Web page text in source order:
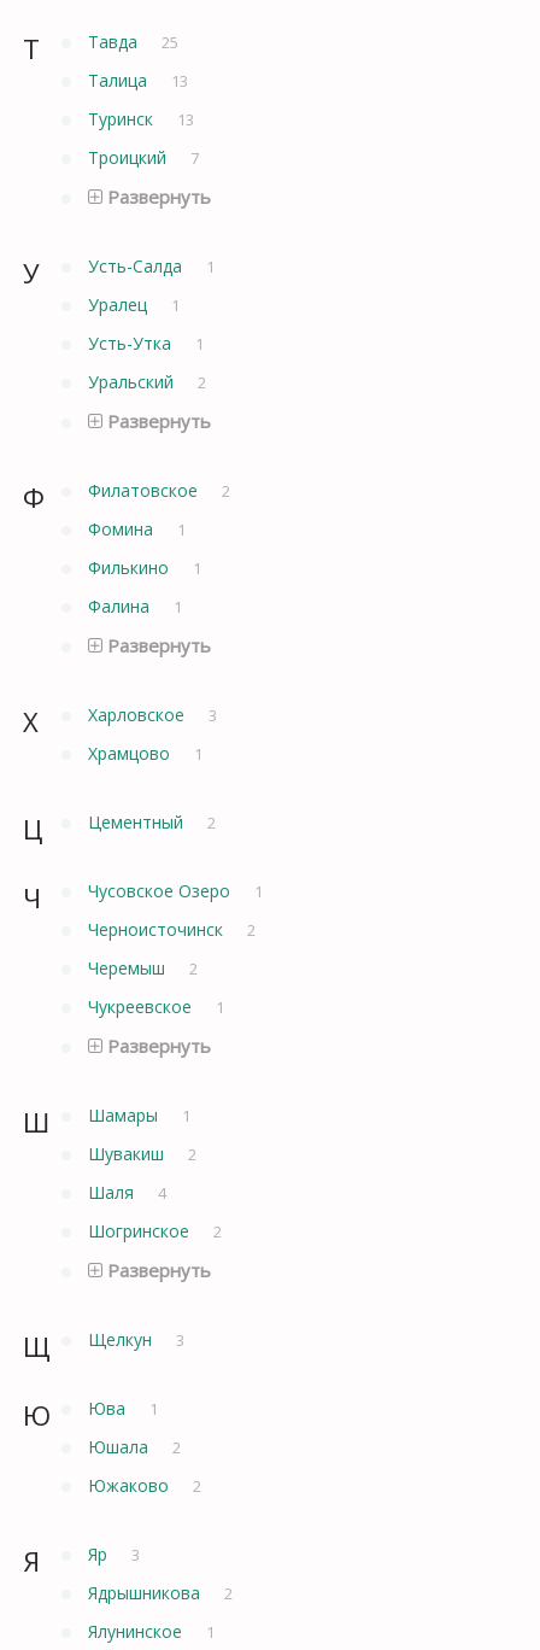
Т Тавда 25
Талица 13
Туринск 13
Троицкий 7
Развернуть
У Усть-Салда 1
Уралец 1
Усть-Утка 1
Уральский 2
Развернуть
Ф Филатовское 2
Фомина 1
Филькино 1
Фалина 1
Развернуть
Х Харловское 3
Храмцово 1
Ц Цементный 2
Ч Чусовское Озеро 1
Черноисточинск 2
Черемыш 2
Чукреевское 1
Развернуть
Ш Шамары 1
Шувакиш 2
Шаля 4
Шогринское 2
Развернуть
Щ Щелкун 3
Ю Юва 1
Юшала 2
Южаково 2
Я Яр 3
Ядрышникова 2
Ялунинское 1